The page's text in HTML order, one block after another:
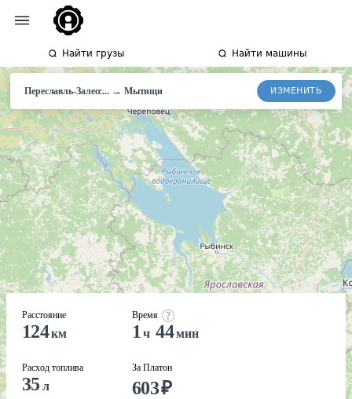
Найти грузы Найти машины
Переславль-Залесс... → Мытищи ИЗМЕНИТЬ
Расстояние
124км
Расход топлива
35 л
Время
1 ч 44мин
За Платон
603₽